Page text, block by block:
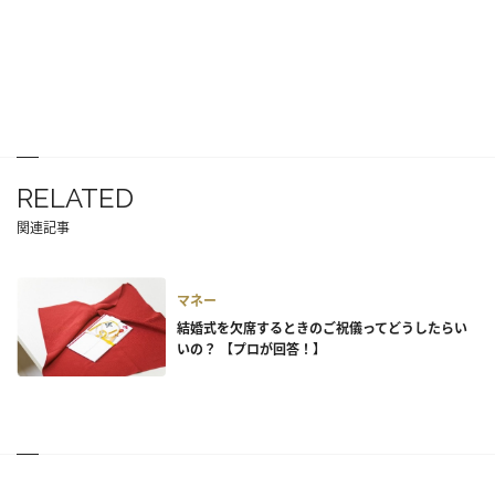
RELATED
関連記事
マネー
結婚式を欠席するときのご祝儀ってどうしたらい
いの？ 【プロが回答！】